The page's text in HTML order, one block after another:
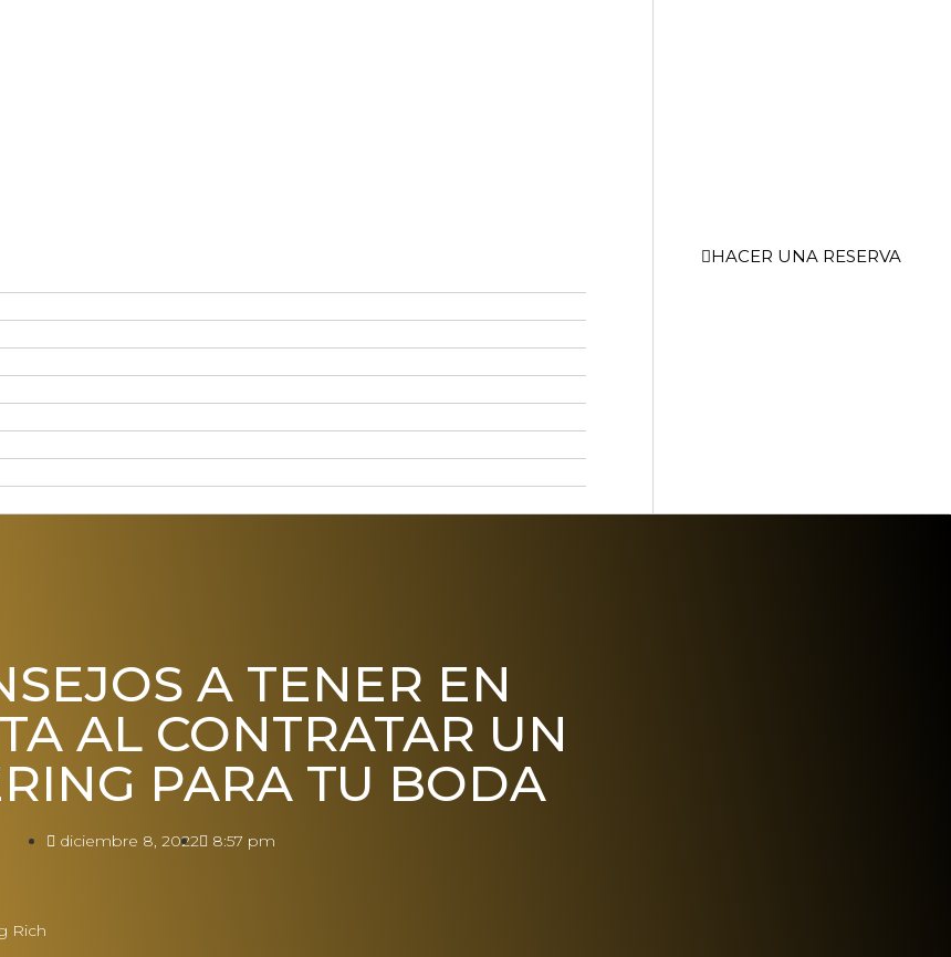
HACER UNA RESERVA
A TENER EN
AL CONTRATAR UN
PARA TU BODA
Rich
diciembre 8, 2022 8:57 pm